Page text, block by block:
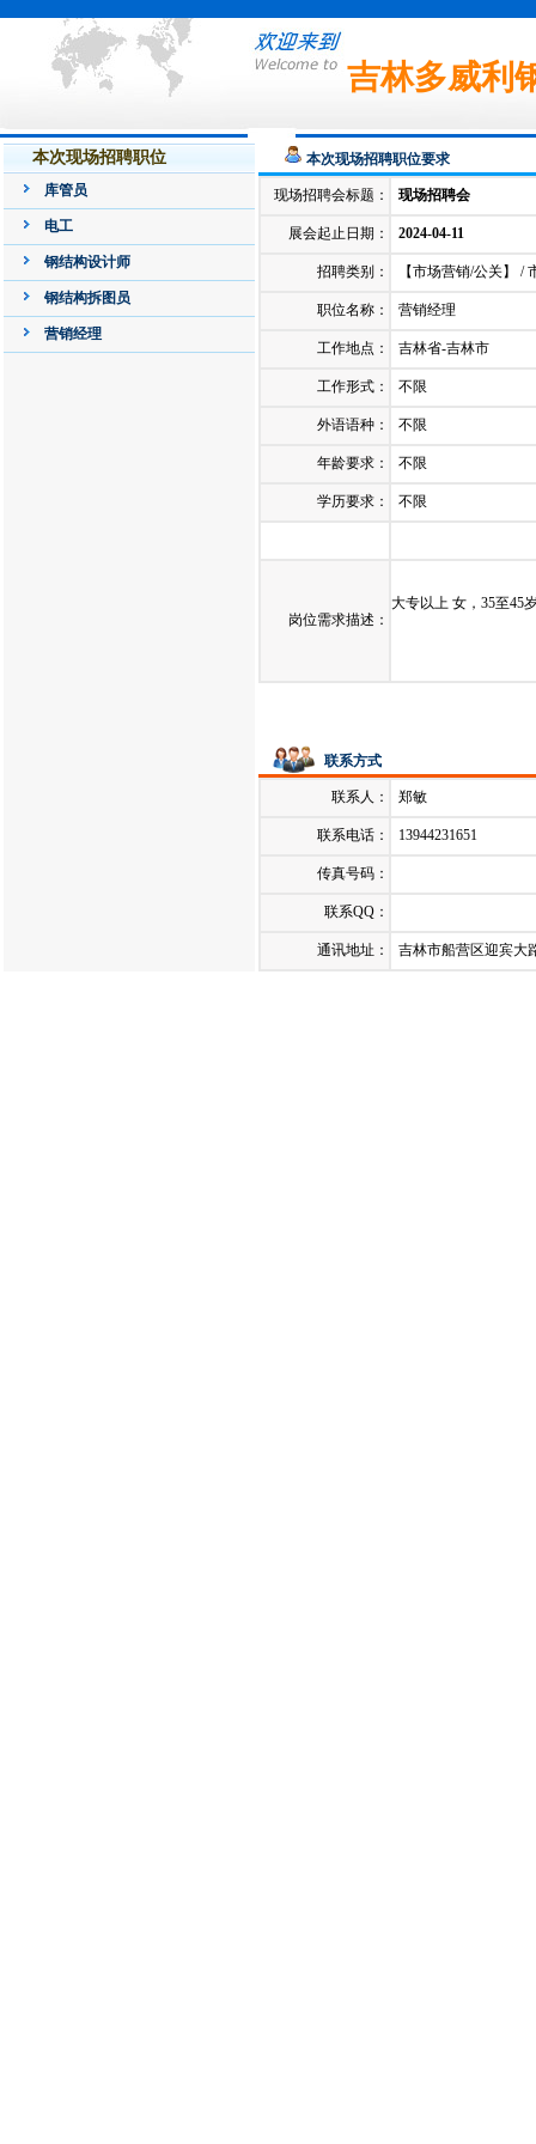
吉林多威利
本次现场招聘职位
库管员
电工
钢结构设计师
钢结构拆图员
营销经理
本次现场招聘职位要求
现场招聘会标题： 现场招聘会
展会起止日期： 2024-04-11
招聘类别： 【市场营销/公关】 /
职位名称： 营销经理
工作地点： 吉林省-吉林市
工作形式： 不限
外语语种： 不限
年龄要求： 不限
学历要求： 不限
岗位需求描述：
大专以上 女，35至45
联系方式
联系人： 郑敏
联系电话： 13944231651
传真号码：
联系QQ：
通讯地址： 吉林市船营区迎宾大